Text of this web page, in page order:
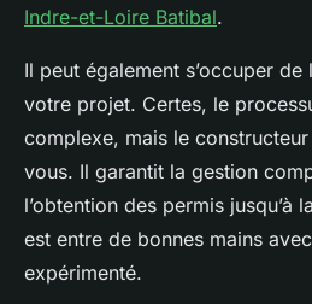
Indre-et-Loire Batibal.
Il peut également s’occuper
votre projet. Certes, le
complexe, mais le
vous. Il garantit la gestion
l’obtention des permis jusqu’à
est entre de bonnes mains
expérimenté.